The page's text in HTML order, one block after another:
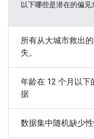
以下哪些是潜在的偏见
所有从大城市救出
失。
年龄在 12 个月以下
据
数据集中随机缺少性